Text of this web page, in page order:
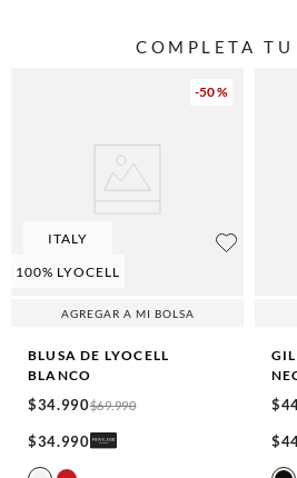
COMPLETA TU
-50 %
ITALY
100% LYOCELL
AGREGAR A MI BOLSA
BLUSA DE LYOCELL
BLANCO
$34.990$69.990
$34.990
$
$